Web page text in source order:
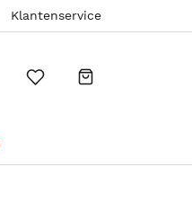
Klantenservice